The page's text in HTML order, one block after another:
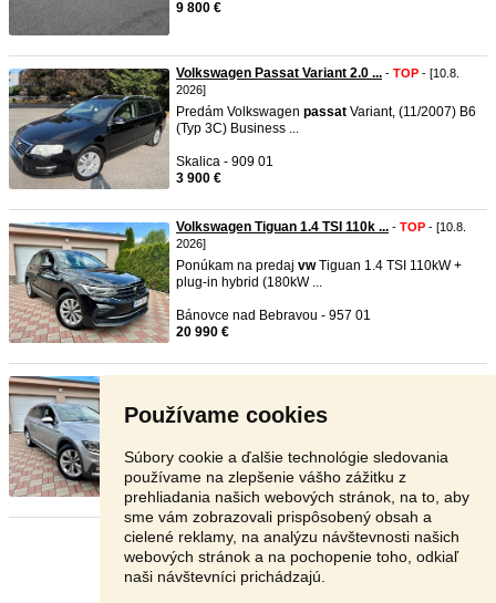
Používame cookies
Súbory cookie a ďalšie technológie sledovania
používame na zlepšenie vášho zážitku z
prehliadania našich webových stránok, na to, aby
sme vám zobrazovali prispôsobený obsah a
cielené reklamy, na analýzu návštevnosti našich
webových stránok a na pochopenie toho, odkiaľ
naši návštevníci prichádzajú.
9 800 €
Volkswagen Passat Variant 2.0 ... - TOP - [10.8.
2026]
Predám Volkswagen passat Variant, (11/2007) B6
(Typ 3C) Business ...
Skalica - 909 01
3 900 €
Volkswagen Tiguan 1.4 TSI 110k ... - TOP - [10.8.
2026]
Ponúkam na predaj vwTiguan 1.4 TSI 110kW +
plug-in hybrid (180kW ...
Bánovce nad Bebravou - 957 01
20 990 €
Ponúkam na predaj Volkswagen
Bánovce nad Bebravou - 957 01
18 350 €
Stránka: 1 2 3 Ďalšia